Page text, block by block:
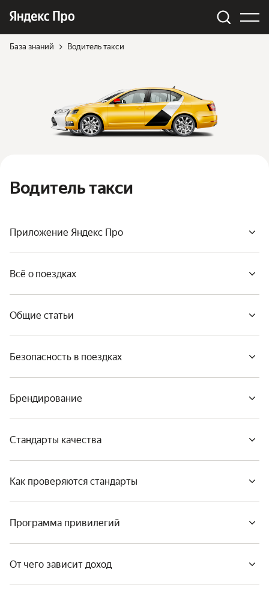
База знаний Водитель такси
Водитель такси
Приложение Яндекс Про
Всё о поездках
Общие статьи
Безопасность в поездках
Брендирование
Стандарты качества
Как проверяются стандарты
Программа привилегий
От чего зависит доход